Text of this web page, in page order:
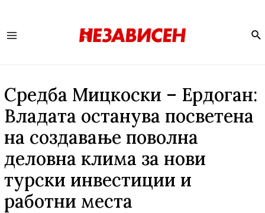
Средба Мицкоски – Ердоган:
Владата останува посветена
на создавање поволна
деловна клима за нови
турски инвестиции и
работни места